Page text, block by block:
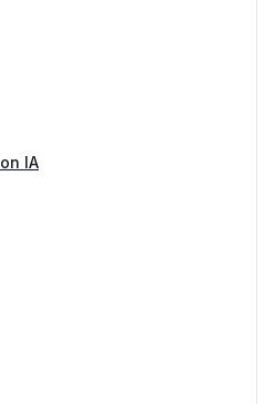
IA